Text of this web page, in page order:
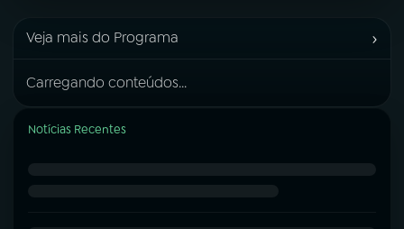
Veja mais do Programa ›
Carregando conteúdos...
Notícias Recentes